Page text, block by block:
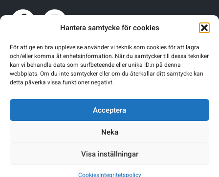
Hantera samtycke för cookies
För att ge en bra upplevelse använder vi teknik som cookies för att lagra
och/eller komma åt enhetsinformation. När du samtycker till dessa tekniker
kan vi behandla data som surfbeteende eller unika ID:n på denna
webbplats. Om du inte samtycker eller om du återkallar ditt samtycke kan
detta påverka vissa funktioner negativt.
Acceptera
Neka
Visa inställningar
CookiesIntegritetspolicy
: Undefined array key 0 in
/home/sgnsrusr/public_html/wp-